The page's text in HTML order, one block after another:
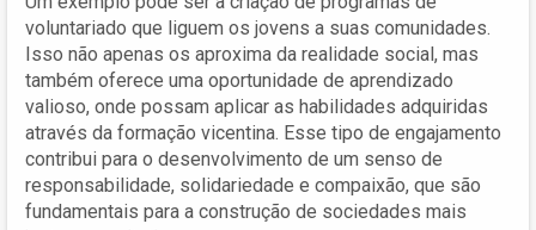
voluntariado que liguem os jovens a suas comunidades.
Isso não apenas os aproxima da realidade social, mas
também oferece uma oportunidade de aprendizado
valioso, onde possam aplicar as habilidades adquiridas
através da formação vicentina. Esse tipo de engajamento
contribui para o desenvolvimento de um senso de
responsabilidade, solidariedade e compaixão, que são
fundamentais para a construção de sociedades mais